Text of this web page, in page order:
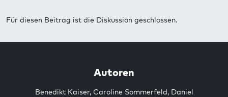
Für diesen Beitrag ist die Diskussion geschlossen.
Autoren
Benedikt Kaiser, Caroline Sommerfeld, Daniel